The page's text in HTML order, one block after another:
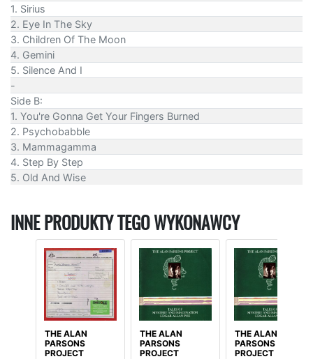
1. Sirius
2. Eye In The Sky
3. Children Of The Moon
4. Gemini
5. Silence And I
-
Side B:
1. You're Gonna Get Your Fingers Burned
2. Psychobabble
3. Mammagamma
4. Step By Step
5. Old And Wise
INNE PRODUKTY TEGO WYKONAWCY
THE ALAN
PARSONS
PROJECT
THE ALAN
PARSONS
PROJECT
THE ALAN
PARSONS
PROJECT